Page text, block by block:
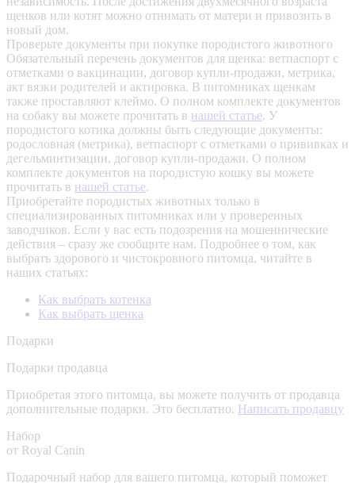
щенков или котят можно отнимать от матери и привозить в
новый дом.
Проверьте документы при покупке породистого животного
Обязательный перечень документов для щенка: ветпаспорт с
отметками о вакцинации, договор купли-продажи, метрика,
акт вязки родителей и актировка. В питомниках щенкам
также проставляют клеймо. О полном комплекте документов
на собаку вы можете прочитать в нашей статье. У
породистого котика должны быть следующие документы:
родословная (метрика), ветпаспорт с отметками о прививках и
дегельминтизации, договор купли-продажи. О полном
комплекте документов на породистую кошку вы можете
прочитать в нашей статье.
Приобретайте породистых животных только в
специализированных питомниках или у проверенных
заводчиков. Если у вас есть подозрения на мошеннические
действия – сразу же сообщите нам. Подробнее о том, как
выбрать здорового и чистокровного питомца, читайте в
наших статьях:
Как выбрать котенка
Как выбрать щенка
Подарки
Подарки продавца
Приобретая этого питомца, вы можете получить от продавца
дополнительные подарки. Это бесплатно. Написать продавцу
Набор
от Royal Canin
Подарочный набор для вашего питомца, который поможет